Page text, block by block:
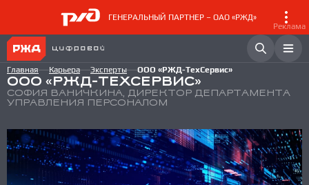
ГЕНЕРАЛЬНЫЙ ПАРТНЕР – ОАО «РЖД»
Реклама
Главная Карьера Эксперты ООО «РЖД-ТехСервис»
ООО «РЖД-ТЕХСЕРВИС»
СОФИЯ ВАНИЧКИНА, ДИРЕКТОР ДЕПАРТАМЕНТА
УПРАВЛЕНИЯ ПЕРСОНАЛОМ